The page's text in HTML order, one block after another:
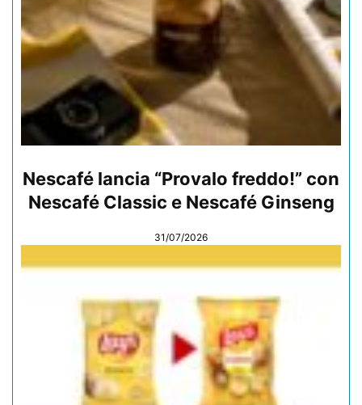
Nescafé lancia “Provalo freddo!” con
Nescafé Classic e Nescafé Ginseng
31/07/2026